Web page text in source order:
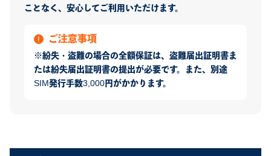
ことなく、安心してご利用いただけます。
ご注意事項
※紛失・盗難の場合の全額保証は、盗難届出証明書ま
たは紛失届出証明書の提出が必要です。また、別途
SIM発行手数3,000円がかかります。